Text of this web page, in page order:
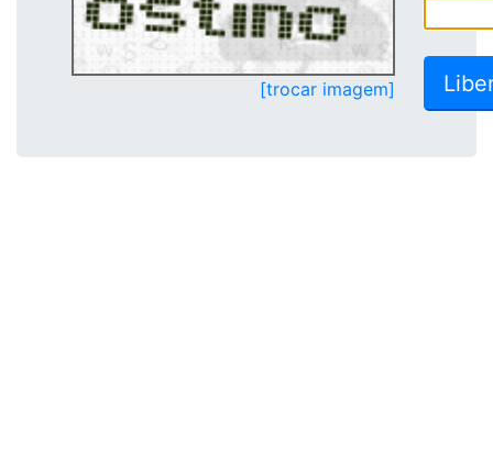
[trocar imagem]